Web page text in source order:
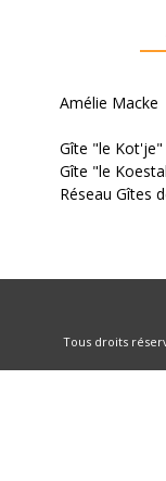
Amélie Macke
Gîte "le
Gîte "le
Réseau Gîtes
Tous droits